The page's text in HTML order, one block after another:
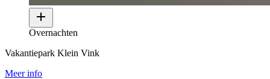
Overnachten
Vakantiepark Klein Vink
Meer info